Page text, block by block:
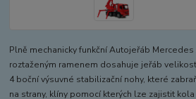
Plně mechanicky funkční Autojeřáb
roztaženým ramenem dosahuje jeřáb
4 boční výsuvné stabilizační nohy, které
na strany, klíny pomocí kterých lze zajistit